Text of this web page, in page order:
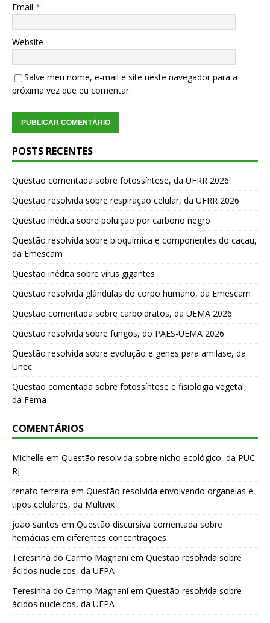
Email *
Website
Salve meu nome, e-mail e site neste navegador para a
próxima vez que eu comentar.
POSTS RECENTES
Questão comentada sobre fotossíntese, da UFRR 2026
Questão resolvida sobre respiração celular, da UFRR 2026
Questão inédita sobre poluição por carbono negro
Questão resolvida sobre bioquímica e componentes do cacau,
da Emescam
Questão inédita sobre vírus gigantes
Questão resolvida glândulas do corpo humano, da Emescam
Questão comentada sobre carboidratos, da UEMA 2026
Questão resolvida sobre fungos, do PAES-UEMA 2026
Questão resolvida sobre evolução e genes para amilase, da
Unec
Questão comentada sobre fotossíntese e fisiologia vegetal,
da Fema
COMENTÁRIOS
Michelle em Questão resolvida sobre nicho ecológico, da PUC
RJ
renato ferreira em Questão resolvida envolvendo organelas e
tipos celulares, da Multivix
joao santos em Questão discursiva comentada sobre
hemácias em diferentes concentrações
Teresinha do Carmo Magnani em Questão resolvida sobre
ácidos nucleicos, da UFPA
Teresinha do Carmo Magnani em Questão resolvida sobre
ácidos nucleicos, da UFPA